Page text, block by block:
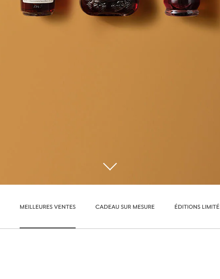
MEILLEURES VENTES CADEAU SUR MESURE ÉDITIONS